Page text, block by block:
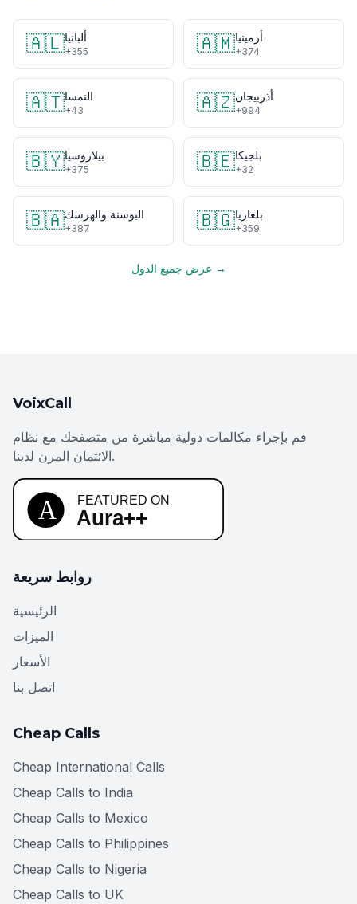
🇦🇱ألبانيا
+355 🇦🇲أرمينيا
+374
🇦🇹النمسا
+43 🇦🇿أذربيجان
+994
🇧🇾بيلاروسيا
+375 🇧🇪بلجيكا
+32
🇧🇦البوسنة والهرسك
+387 🇧🇬بلغاريا
+359
عرض جميع الدول →
VoixCall
قم بإجراء مكالمات دولية مباشرة من متصفحك مع نظام
الائتمان المرن لدينا.
روابط سريعة
الرئيسية
الميزات
الأسعار
اتصل بنا
Cheap Calls
Cheap International Calls
Cheap Calls to India
Cheap Calls to Mexico
Cheap Calls to Philippines
Cheap Calls to Nigeria
Cheap Calls to UK